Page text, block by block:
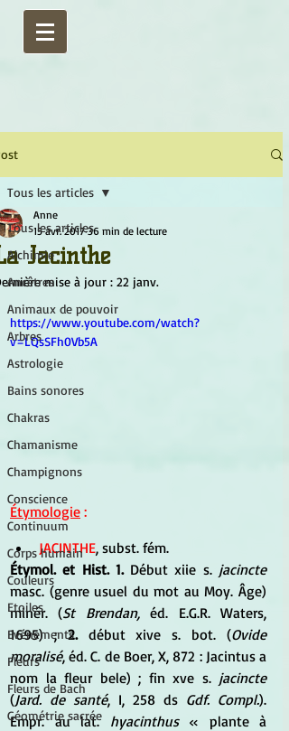
Tous les articles
Alchimie
Ancêtres
Animaux de pouvoir
Arbres
Astrologie
Bains sonores
Chakras
Chamanisme
Champignons
Conscience
Continuum
Corps humain
Couleurs
Etoiles
Evénements
Fleurs
Fleurs de Bach
Géométrie sacrée
Tous les articles
Jacinthe
Anne
15 avr. 2017 36 min de lecture
mise à jour : 22 janv.
https://www.youtube.com/watch?
v=LQsSFh0Vb5A
Étymologie :
JACINTHE, subst. fém.
Étymol. et Hist. 1. Début xiie s. jacincte
masc. (genre usuel du mot au Moy. Âge)
minér. (St Brendan, éd. E.G.R. Waters,
1695) ; 2. début xive s. bot. (Ovide
moralisé, éd. C. de Boer, X, 872 : Jacintus a
nom la fleur bele) ; fin xve s. jacincte
(Jard. de santé, I, 258 ds Gdf. Compl.).
Empr. au lat. hyacinthus « plante à